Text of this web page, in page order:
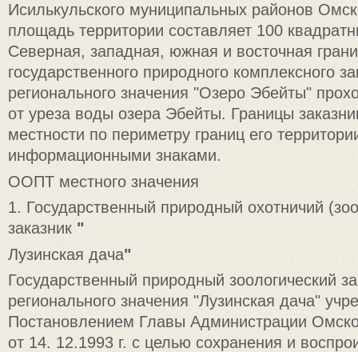
Исилькульского муниципальных районов
площадь территории составляет 100
Северная, западная, южная и восточная
государственного природного комплексного
регионального значения "Озеро Эбейты"
от уреза воды озера Эбейты. Границы
местности по периметру границ его
информационными знаками.
ООПТ местного значения
1. Государственный природный охотничий
заказник "
Лузинская дача"
Государственный природный зоологический
регионального значения "Лузинская дача"
Постановлением Главы Администрации
от 14. 12.1993 г. с целью сохранения и